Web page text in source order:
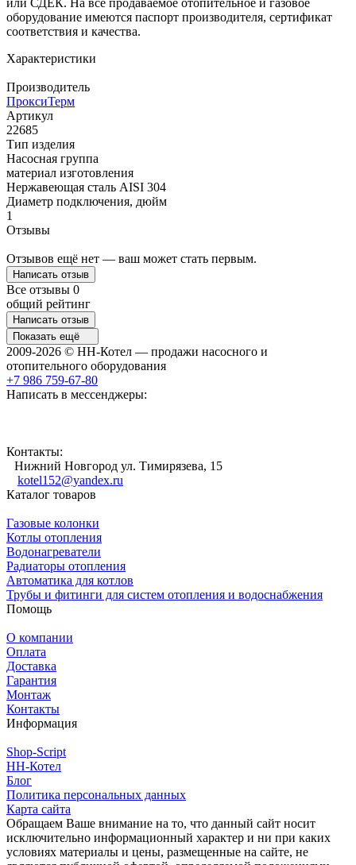
оборудование имеются паспорт производителя, сертификат
соответствия и качества.
Характеристики
Производитель
ПроксиТерм
Артикул
22685
Тип изделия
Насосная группа
материал изготовления
Нержавеющая сталь AISI 304
Диаметр подключения, дюйм
1
Отзывы
Отзывов ещё нет — ваш может стать первым.
Написать отзыв
Все отзывы 0
общий рейтинг
Написать отзыв
Показать ещё
2009-2026 © НН-Котел — продажи насосного и
отопительного оборудования
+7 986 759-67-80
Написать в мессенджеры:
Контакты:
Нижний Новгород ул. Тимирязева, 15
kotel152@yandex.ru
Каталог товаров
Газовые колонки
Котлы отопления
Водонагреватели
Радиаторы отопления
Автоматика для котлов
Трубы и фитинги для систем отопления и водоснабжения
Помощь
О компании
Оплата
Доставка
Гарантия
Монтаж
Контакты
Информация
Shop-Script
НН-Котел
Блог
Политика персональных данных
Карта сайта
Обращаем Ваше внимание на то, что данный сайт носит
исключительно информационный характер и ни при каких
условиях материалы и цены, размещенные на сайте, не